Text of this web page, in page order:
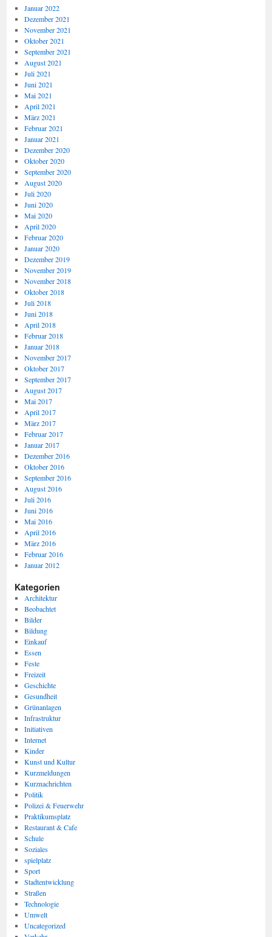
Januar 2022
Dezember 2021
November 2021
Oktober 2021
September 2021
August 2021
Juli 2021
Juni 2021
Mai 2021
April 2021
März 2021
Februar 2021
Januar 2021
Dezember 2020
Oktober 2020
September 2020
August 2020
Juli 2020
Juni 2020
Mai 2020
April 2020
Februar 2020
Januar 2020
Dezember 2019
November 2019
November 2018
Oktober 2018
Juli 2018
Juni 2018
April 2018
Februar 2018
Januar 2018
November 2017
Oktober 2017
September 2017
August 2017
Mai 2017
April 2017
März 2017
Februar 2017
Januar 2017
Dezember 2016
Oktober 2016
September 2016
August 2016
Juli 2016
Juni 2016
Mai 2016
April 2016
März 2016
Februar 2016
Januar 2012
Kategorien
Architektur
Beobachtet
Bilder
Bildung
Einkauf
Essen
Feste
Freizeit
Geschichte
Gesundheit
Grünanlagen
Infrastruktur
Initiativen
Internet
Kinder
Kunst und Kultur
Kurzmeldungen
Kurznachrichten
Politik
Polizei & Feuerwehr
Praktikumsplatz
Restaurant & Cafe
Schule
Soziales
spielplatz
Sport
Stadtentwicklung
Straßen
Technologie
Umwelt
Uncategorized